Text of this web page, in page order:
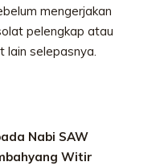
mengerjakan
pelengkap atau
lain selepasnya.
Nabi SAW
Witir